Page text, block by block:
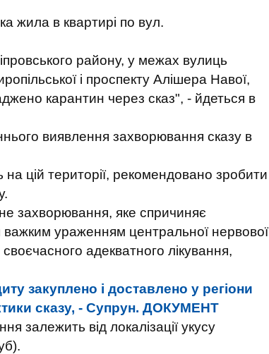
жила в квартирі по вул.
району, у межах вулиць
і проспекту Алішера Навої,
карантин через сказ", - йдеться в
виявлення захворювання сказу в
цій території, рекомендовано зробити
захворювання, яке спричиняє
ураженням центральної нервової
адекватного лікування,
закуплено і доставлено у регіони
сказу, - Супрун. ДОКУМЕНТ
залежить від локалізації укусу